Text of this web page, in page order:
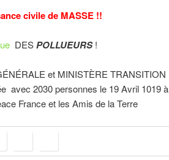
civile de MASSE !!
DESPOLLUEURS!
et MINISTÈRE TRANSITION
avec 2030 personnes le 19 Avril 1019 à
France et les Amis de la Terre